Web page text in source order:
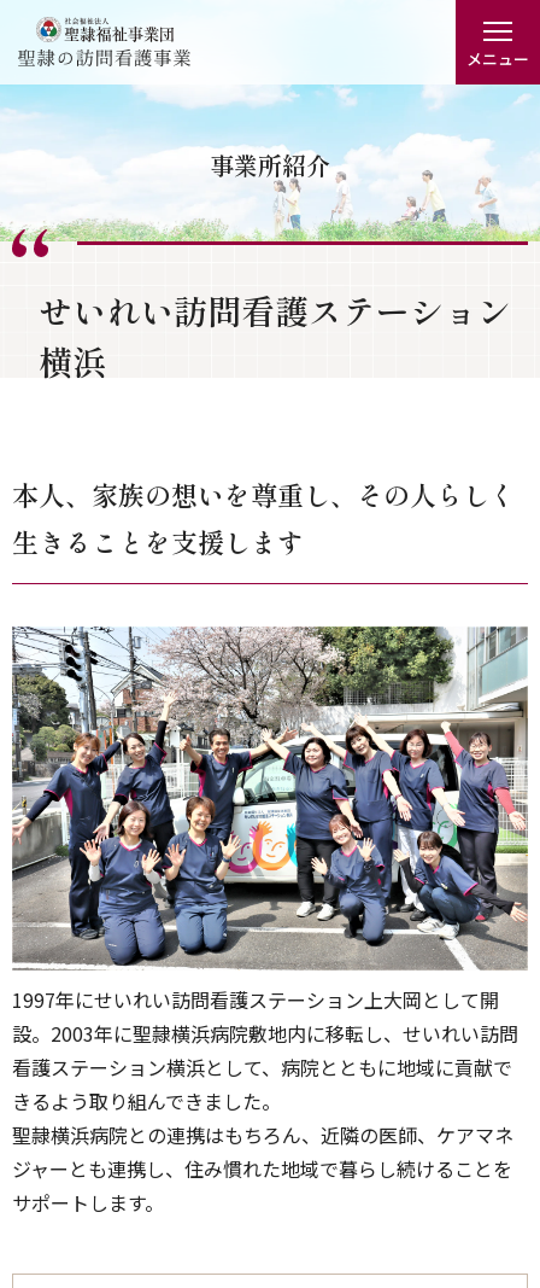
ロ
ー
バ
ル
ビ
ゲ
文
へ
ー
カ
ル
ナ
ゲ
ー
ッ
タ
ー
へ
メニュー
事業所紹介
せいれい訪問看護ステーション
横浜
本人、家族の想いを尊重し、その人らしく
生きることを支援します
1997年にせいれい訪問看護ステーション上大岡として開
設。2003年に聖隷横浜病院敷地内に移転し、せいれい訪問
看護ステーション横浜として、病院とともに地域に貢献で
きるよう取り組んできました。
聖隷横浜病院との連携はもちろん、近隣の医師、ケアマネ
ジャーとも連携し、住み慣れた地域で暮らし続けることを
サポートします。